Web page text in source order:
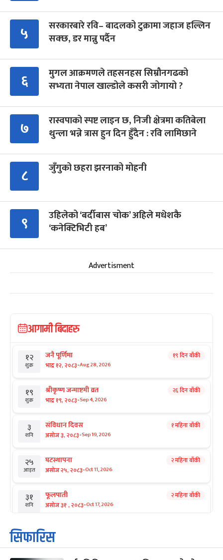
५
सरकारबारे रवि– बादलको टुक्रामा जहाज हल्लिन
सक्छ, डर मान्नु पर्दैन
६
मुगल आक्रमणले तहसनहस सिम्रौनगढको
सभ्यता नेपाल खाल्डोले कसरी जोगायो ?
७
रास्वपाको स्पष्ट लाइन छ, निजी क्षेत्रमा कतिबेला
थुन्ला भन्ने त्रास हुन दिन हुँदैन : रवि लामिछाने
८ जुँगुको छहरा झरनाको मोहनी
९
उहिलेको ‘बर्दीबास चोक’ अहिले मधेशकै
‘कनेक्टिभिटी हब’
Advertisment
आगामी बिदाहरु
१२
शुक्र
जनै पूर्णिमा
भाद्र १२, २०८३-Aug 28, 2026
१९ दिन बाँकी
१९
शुक्र
श्रीकृष्ण जन्माष्टमी व्रत
भाद्र १९, २०८३-Sep 4, 2026
२६ दिन बाँकी
३
शनि
संविधान दिवस
असोज ३, २०८३-Sep 19, 2026
१ महिना बाँकी
२५
आइत
घटस्थापना
असोज २५, २०८३-Oct 11, 2026
२ महिना बाँकी
३१
शनि
फूलपाती
असोज ३१ , २०८३-Oct 17, 2026
२ महिना बाँकी
१
आइत
कार्तिक सङ्क्रान्ति
कार्तिक १, २०८३
सिफारिस